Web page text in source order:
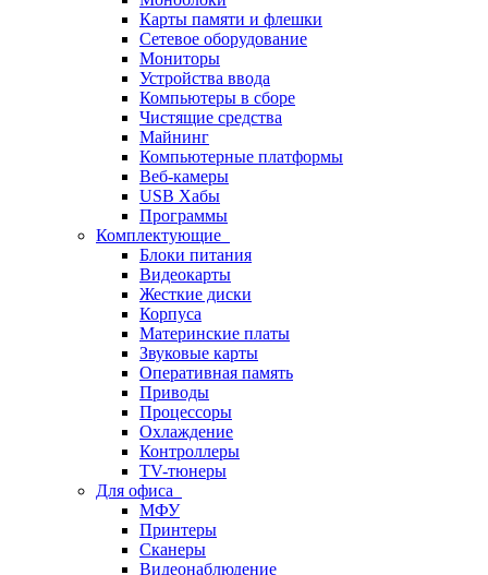
Карты памяти и флешки
Сетевое оборудование
Мониторы
Устройства ввода
Компьютеры в сборе
Чистящие средства
Майнинг
Компьютерные платформы
Веб-камеры
USB Хабы
Программы
Комплектующие
Блоки питания
Видеокарты
Жесткие диски
Корпуса
Материнские платы
Звуковые карты
Оперативная память
Приводы
Процессоры
Охлаждение
Контроллеры
TV-тюнеры
Для офиса
МФУ
Принтеры
Сканеры
Видеонаблюдение